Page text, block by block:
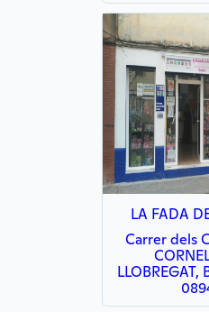
LA FADA
Carrer dels
LLOBREGAT,